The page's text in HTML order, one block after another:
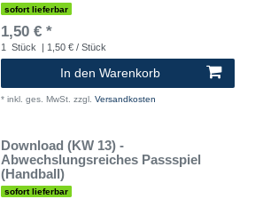
sofort lieferbar
1,50 € *
1 Stück | 1,50 € / Stück
In den Warenkorb
* inkl. ges. MwSt. zzgl. Versandkosten
Download (KW 13) -
Abwechslungsreiches Passspiel
(Handball)
sofort lieferbar